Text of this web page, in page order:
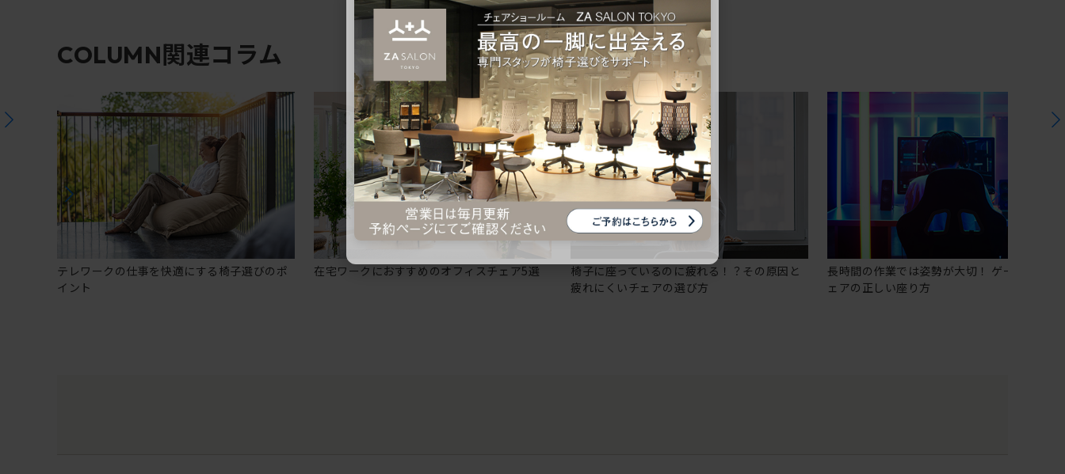
COLUMN関連コラム
テレワークの仕事を快適にする椅子選びのポ
イント
在宅ワークにおすすめのオフィスチェア5選
椅子に座っているのに疲れる！？その原因と
疲れにくいチェアの選び方
長時間の作業では姿勢が大切！ ゲーミングチ
ェアの正しい座り方